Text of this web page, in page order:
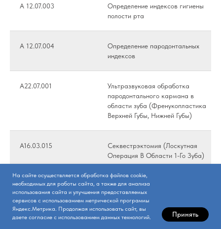
А 12.07.003
Определение индексов гигиены
полости рта
А 12.07.004
Определение пародонтальных
индексов
А22.07.001
Ультразвуковая обработка
пародонтального кармана в
области зуба (Френукопластика
Верхней Губы, Нижней Губы)
А16.03.015
Секвестрэктомия (Лоскутная
Операция В Области 1-Го Зуба)
А16.03.015
Секвестрэктомия (Лоскутная
Операция В Области 6-Ти Зубов)
На сайте осуществляется обработка файлов cookie,
необходимых для работы сайта, а также для анализа
использования сайта и улучшения предоставляемых
сервисов с использованием метрической программы
Яндекс.Метрика. Продолжая использовать сайт, вы
даете согласие с использованием данных технологий.
Принять